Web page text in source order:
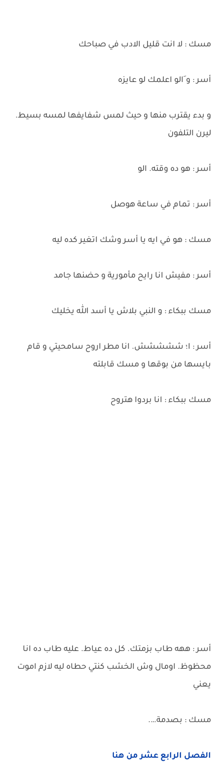
مسك : لا انت قليل الادب في صباحك
أسر : و َالو اعلمك لو عايزه
و بدء يقترب منها و حيث لمس شفايفها لمسه بسيط.
ليرن التلفون
أسر : هو ده وقته. الو
أسر : تمام في ساعة هوصل
مسك : هو في ايه يا أسر وشك اتغير كده ليه
أسر : مفيش انا رايح مأمورية و حضنها جامد
مسك ببكاء : و النبي بلاش يا أسد الله يخليك
أسر : ا؛ ششششش. انا مطر اروح سامحيتي و قام
بايسها من بوقها و مسك قابلته
مسك ببكاء : انا بردوا هتروح
أسر : ههه طاب بزمتك. كل ده عياط. عليه طاب ده انا
محظوظ. اومال وش الخشب كنتي حطاه ليه لازم اموت
يعني
مسك : بصدمة….
الفصل الرابع عشر من هنا